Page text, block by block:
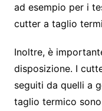
ad esempio per i
cutter a taglio
Inoltre, è
disposizione. I
seguiti da quelli a
taglio termico